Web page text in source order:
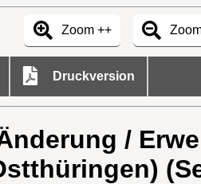
Zoom ++
Druckversion
/